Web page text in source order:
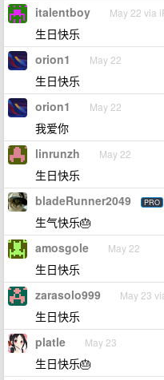
italentboy May 22 via
生日快乐
orion1 May 22
生日快乐
orion1 May 22
我爱你
linrunzh May 22
生日快乐
bladeRunner2049 PRO
生气快乐🎂
amosgole May 22
生日快乐
zarasolo999 May 23
生日快乐
platle May 23
生日快乐🎂